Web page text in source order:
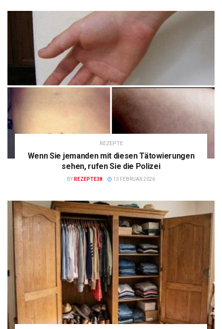
REZEPTE
Wenn Sie jemanden mit diesen Tätowierungen
sehen, rufen Sie die Polizei
BY REZEPTE38 13 FEBRUAR 2026